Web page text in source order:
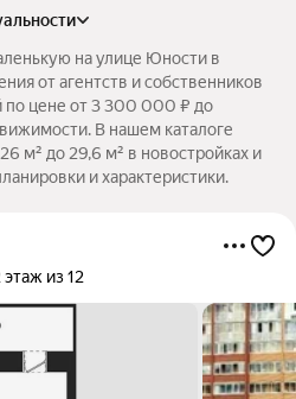
на улице Юности в
от агентств и собственников
по цене от 3 300 000 ₽ до
В нашем каталоге
м² до 29,6 м² в новостройках и
и характеристики.
этаж из 12